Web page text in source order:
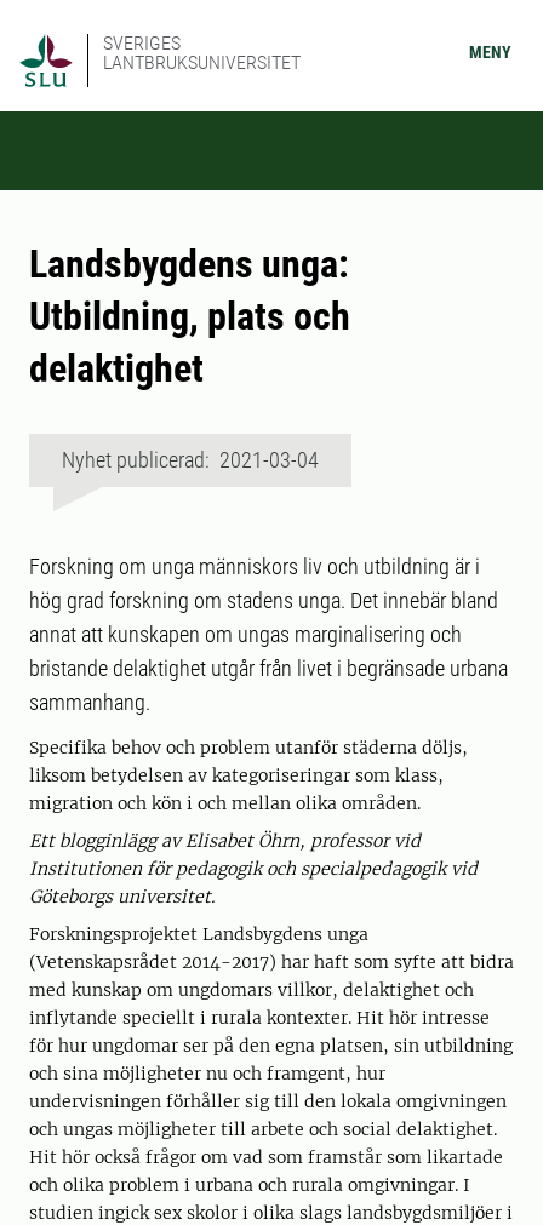
SVERIGES
LANTBRUKSUNIVERSITET
MENY
Landsbygdens unga:
Utbildning, plats och
delaktighet
Nyhet publicerad: 2021-03-04
Forskning om unga människors liv och utbildning är i
hög grad forskning om sta­dens unga. Det innebär bland
annat att kunskapen om ungas marginalisering och
bristande delaktighet utgår från livet i begränsade urbana
sammanhang.
Specifika behov och problem utanför städerna döljs,
liksom betydelsen av ka­tegoriseringar som klass,
migration och kön i och mellan olika områden.
Ett blogginlägg av Elisabet Öhrn, professor vid
Institutionen för pedagogik och specialpedagogik vid
Göteborgs universitet.
Forskningsprojektet Landsbygdens unga
(Vetenskapsrådet 2014-2017) har haft som syfte att bidra
med kunskap om ungdomars villkor, delaktighet och
inflytande speciellt i rurala kontexter. Hit hör intresse
för hur ungdo­mar ser på den egna platsen, sin utbildning
och sina möjligheter nu och framgent, hur
undervisningen förhåller sig till den lokala omgivningen
och ungas möjligheter till arbete och social delaktighet.
Hit hör också frågor om vad som framstår som likartade
och olika problem i urbana och rurala omgivningar. I
studien ingick sex skolor i oli­ka slags landsbygdsmiljöer i